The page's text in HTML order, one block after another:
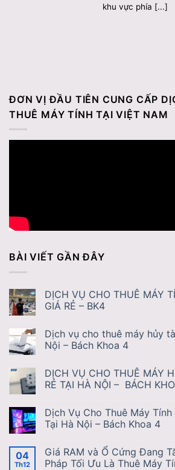
khu vực phía [...]
ĐƠN VỊ ĐẦU TIÊN CUNG CẤP
THUÊ MÁY TÍNH TẠI VIỆT NAM
BÀI VIẾT GẦN ĐÂY
DỊCH VỤ CHO THUÊ MÁY
GIÁ RẺ – BK4
Dịch vụ cho thuê máy hủy
Nội – Bách Khoa 4
DỊCH VỤ CHO THUÊ MÁY
RẺ TẠI HÀ NỘI – BÁCH
Dịch Vụ Cho Thuê Máy
Tại Hà Nội – Bách Khoa 4
04
Th12
Giá RAM và Ổ Cứng Đang
Pháp Tối Ưu Là Thuê Máy